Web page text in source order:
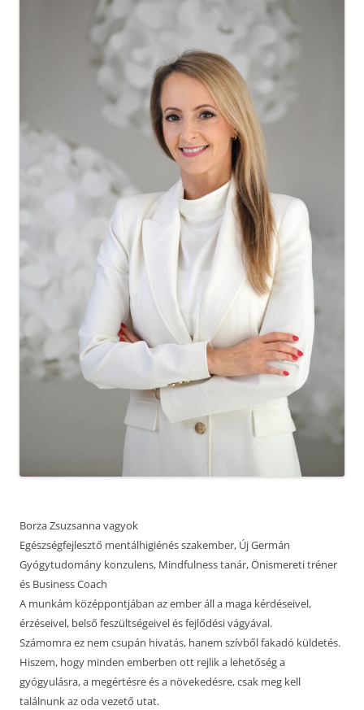
Borza Zsuzsanna vagyok
Egészségfejlesztő mentálhigiénés szakember, Új Germán
Gyógytudomány konzulens, Mindfulness tanár, Önismereti tréner
és Business Coach
A munkám középpontjában az ember áll a maga kérdéseivel,
érzéseivel, belső feszültségeivel és fejlődési vágyával.
Számomra ez nem csupán hivatás, hanem szívből fakadó küldetés.
Hiszem, hogy minden emberben ott rejlik a lehetőség a
gyógyulásra, a megértésre és a növekedésre, csak meg kell
találnunk az oda vezető utat.